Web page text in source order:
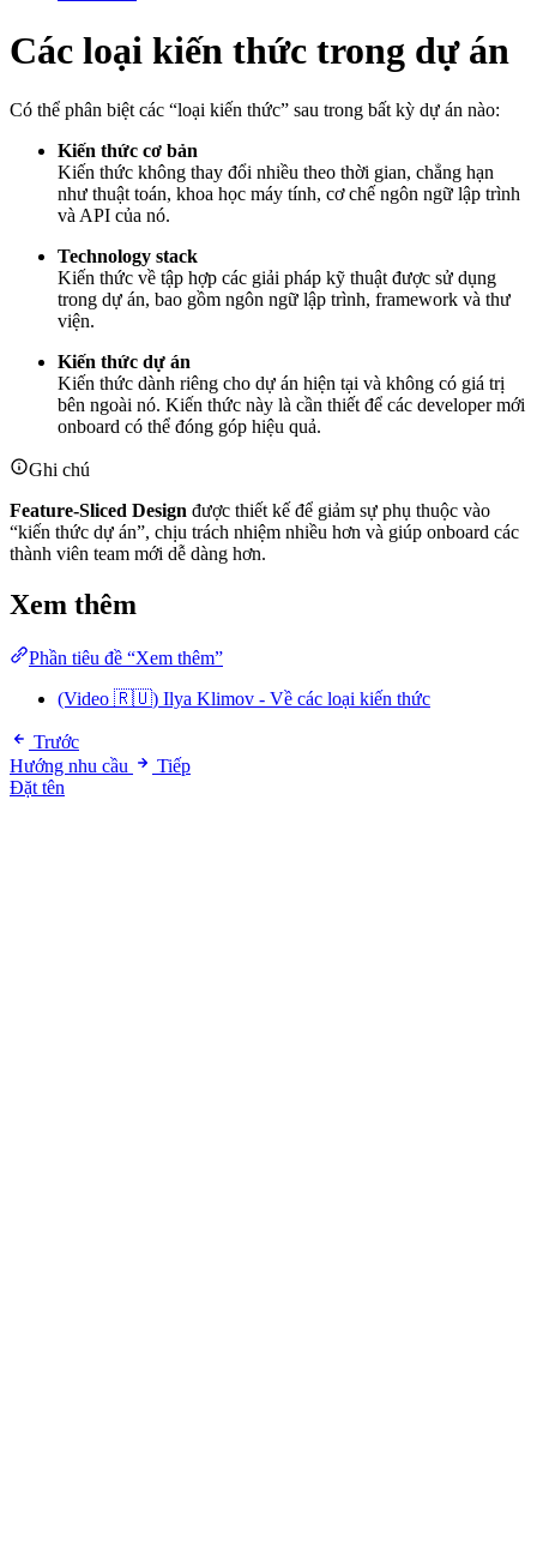
Các loại kiến thức trong dự án
Có thể phân biệt các “loại kiến thức” sau trong bất kỳ dự án nào:
Kiến thức cơ bản
Kiến thức không thay đổi nhiều theo thời gian, chẳng hạn
như thuật toán, khoa học máy tính, cơ chế ngôn ngữ lập trình
và API của nó.
Technology stack
Kiến thức về tập hợp các giải pháp kỹ thuật được sử dụng
trong dự án, bao gồm ngôn ngữ lập trình, framework và thư
viện.
Kiến thức dự án
Kiến thức dành riêng cho dự án hiện tại và không có giá trị
bên ngoài nó. Kiến thức này là cần thiết để các developer mới
onboard có thể đóng góp hiệu quả.
Ghi chú
Feature-Sliced Design được thiết kế để giảm sự phụ thuộc vào
“kiến thức dự án”, chịu trách nhiệm nhiều hơn và giúp onboard các
thành viên team mới dễ dàng hơn.
Xem thêm
Phần tiêu đề “Xem thêm”
(Video 🇷🇺) Ilya Klimov - Về các loại kiến thức
Trước
Hướng nhu cầu
Tiếp
Đặt tên